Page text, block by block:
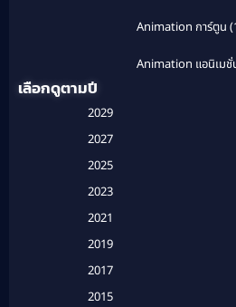
Animation การ์ตูน
Animation แอนิเมชั่
Based on a True Story สร้าง
Based on a True Story เรื่อ
เลือกดูตามปี
2029
2027
2025
2023
2021
2019
2017
2015